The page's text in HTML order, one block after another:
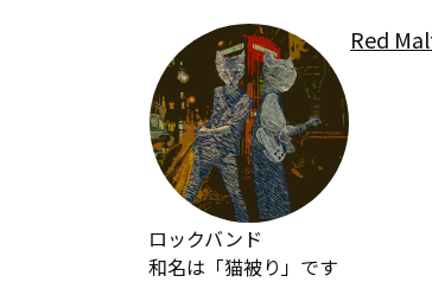
Red
ロックバンド
和名は「猫被り」です